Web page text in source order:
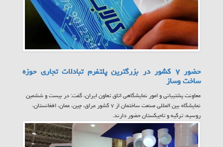
حضور ۷ کشور در بزرگترین پلتفرم تبادلات تجاری حوزه
ساخت وساز
معاونت پشتیبانی و امور نمایشگاهی اتاق تعاون ایران، گفت: در بیست و ششمین
نمایشگاه بین المللی صنعت ساختمان از ۷ کشور عراق، چین، عمان، افغانستان،
روسیه، ترکیه و تاجیکستان حضور دارند.